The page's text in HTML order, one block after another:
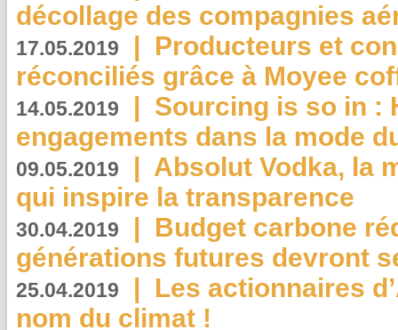
décollage des compagnies
17.05.2019 | Producteurs et
réconciliés grâce à Moyee
14.05.2019 | Sourcing is so in :
engagements dans la mode
09.05.2019 | Absolut Vodka, la
qui inspire la transparence
30.04.2019 | Budget carbone
générations futures devront
25.04.2019 | Les actionnaires
nom du climat !